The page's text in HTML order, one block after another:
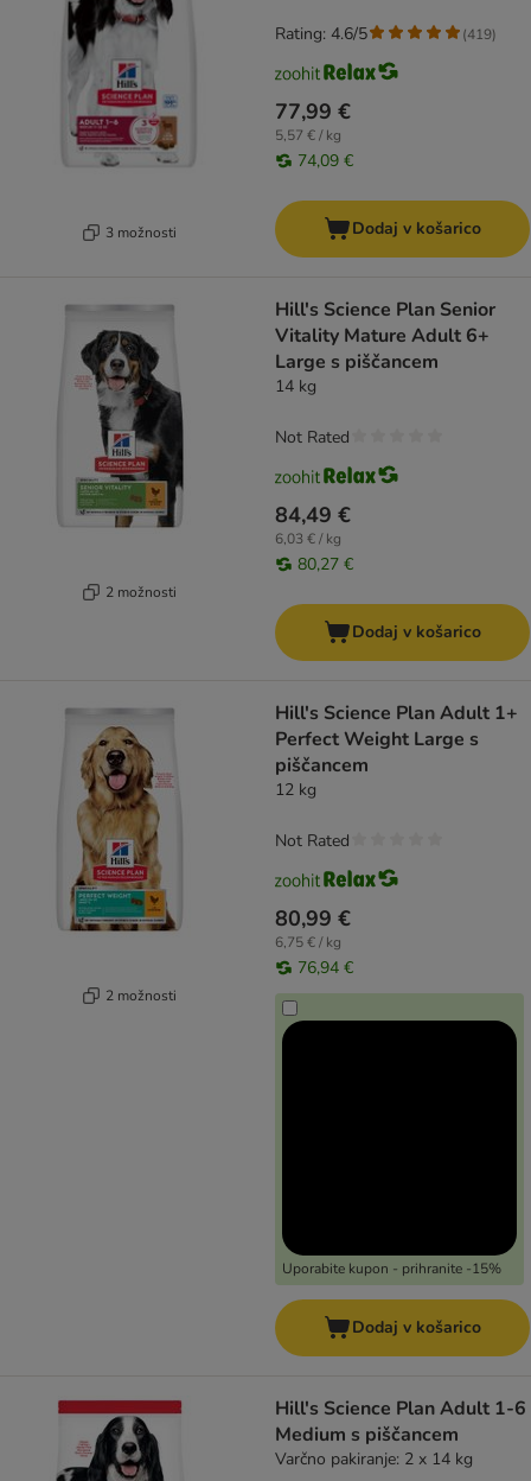
3 možnosti
77,99 €
5,57 € / kg
74,09 €
Rating: 4.6/5 (419)
Dodaj v košarico
2 možnosti
Hill's Science Plan Senior
Vitality Mature Adult 6+
Large s piščancem
14 kg
84,49 €
6,03 € / kg
80,27 €
Not Rated
Dodaj v košarico
2 možnosti
Hill's Science Plan Adult 1+
Perfect Weight Large s
piščancem
12 kg
80,99 €
6,75 € / kg
76,94 €
Uporabite kupon - prihranite -15%
Not Rated
Dodaj v košarico
Hill's Science Plan Adult 1-6
Medium s piščancem
Varčno pakiranje: 2 x 14 kg